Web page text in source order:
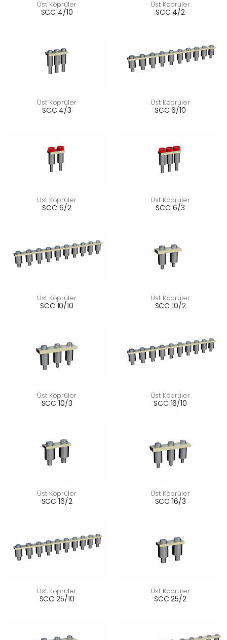
Üst Köprüler
SCC 4/10
Üst Köprüler
SCC 4/2
Üst Köprüler
SCC 4/3
Üst Köprüler
SCC 6/10
Üst Köprüler
SCC 6/2
Üst Köprüler
SCC 6/3
Üst Köprüler
SCC 10/10
Üst Köprüler
SCC 10/2
Üst Köprüler
SCC 10/3
Üst Köprüler
SCC 16/10
Üst Köprüler
SCC 16/2
Üst Köprüler
SCC 16/3
Üst Köprüler
SCC 25/10
Üst Köprüler
SCC 25/2